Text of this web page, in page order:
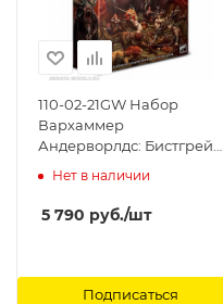
110-02-21GW Набор
Вархаммер
Андерворлдс: Бистгрейв
(рус.) (Warhammer
(Rus)) Games Workshop
Нет в наличии
5 790 руб./шт
Подписаться